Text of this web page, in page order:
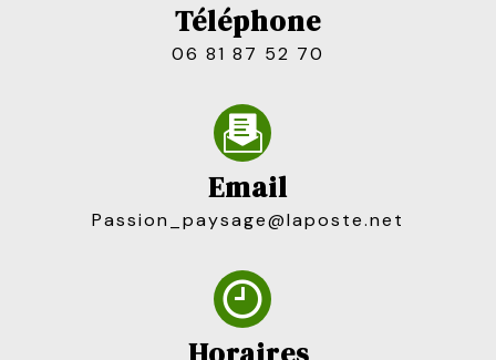
Téléphone
06 81 87 52 70
Email
passion_paysage@laposte.net